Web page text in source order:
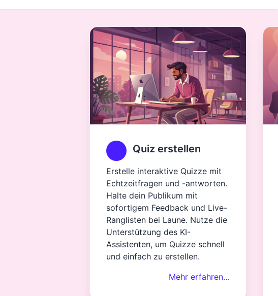
Quiz erstellen
Erstelle interaktive Quizze mit
Echtzeitfragen und -antworten.
Halte dein Publikum mit
sofortigem Feedback und Live-
Ranglisten bei Laune. Nutze die
Unterstützung des KI-
Assistenten, um Quizze schnell
und einfach zu erstellen.
Mehr erfahren…